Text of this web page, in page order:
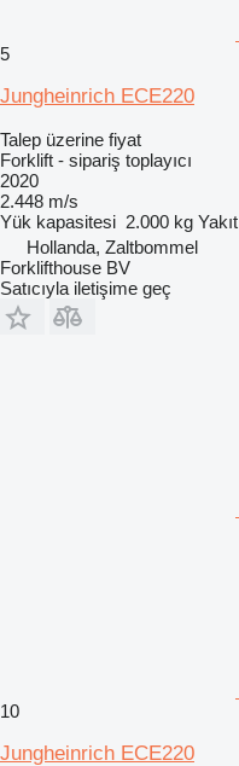
5
Jungheinrich ECE220
Talep üzerine fiyat
Forklift - sipariş toplayıcı
2020
2.448 m/s
Yük kapasitesi 2.000 kg Yakıt
Hollanda, Zaltbommel
Forklifthouse BV
Satıcıyla iletişime geç
10
Jungheinrich ECE220